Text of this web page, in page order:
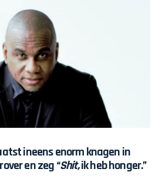
ineens enorm knagen in
en zeg “Shit,ik heb honger.”